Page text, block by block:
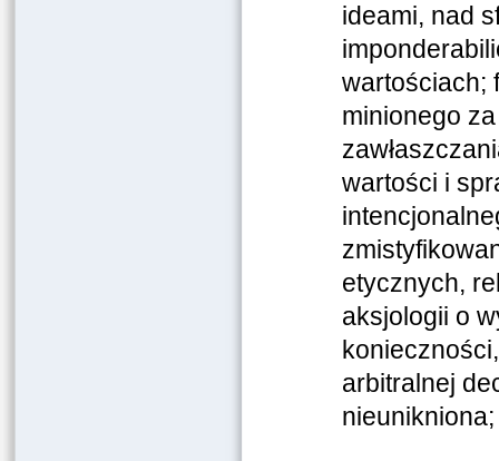
ideami, nad
wartościach;
minionego
wartości i
etycznych,
aksjologii o
arbitralnej